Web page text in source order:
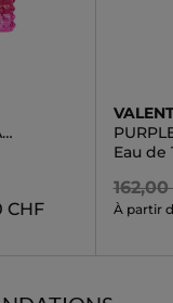
CHF
Eau de
162,00
À partir